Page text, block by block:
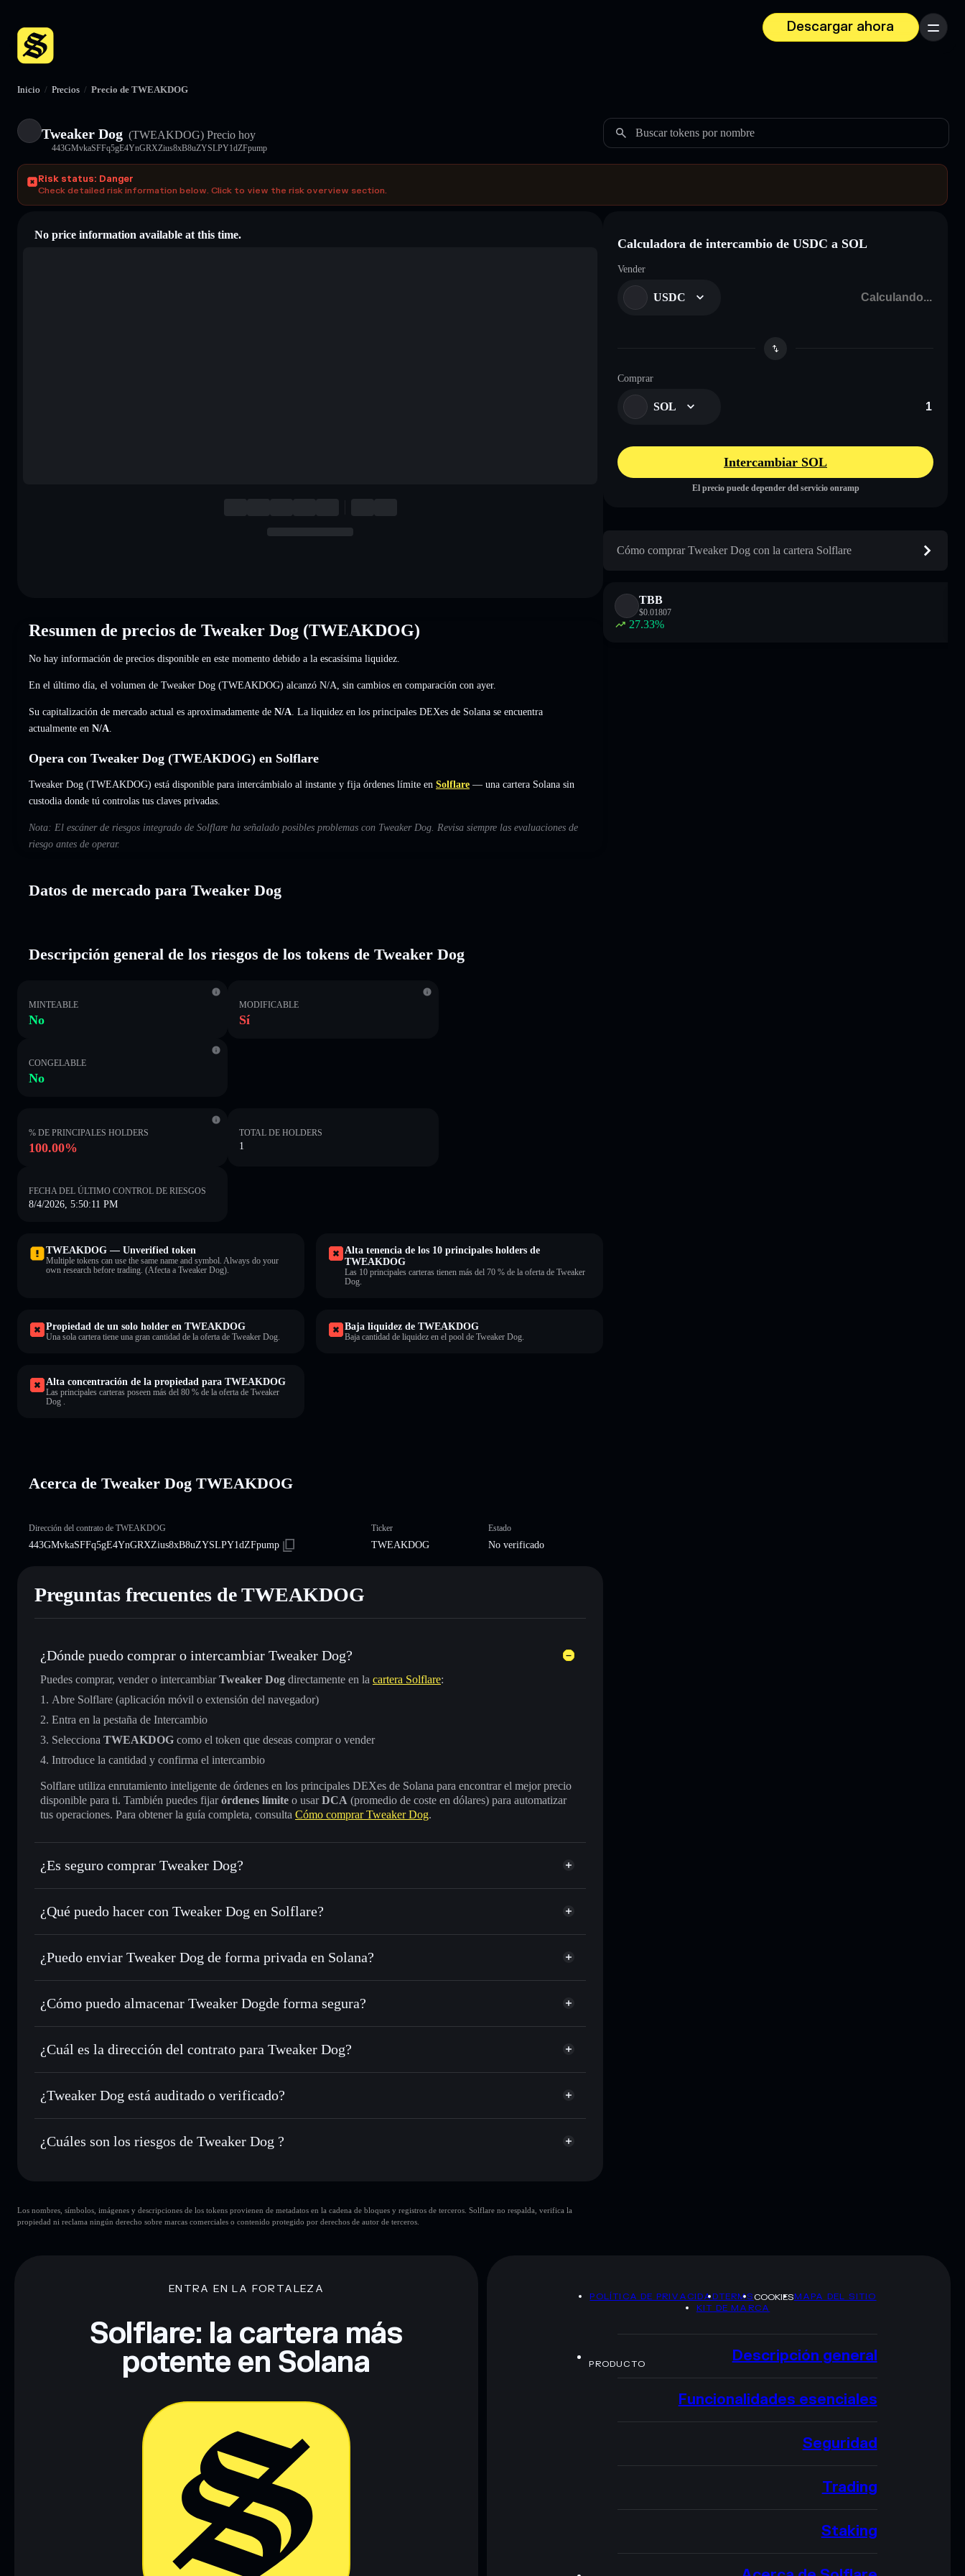
Descargar ahora
Menú
Inicio / Precios / Precio de TWEAKDOG
Tweaker Dog (TWEAKDOG) Precio hoy
443GMvkaSFFq5gE4YnGRXZius8xB8uZYSLPY1dZFpump
Buscar tokens por nombre
Risk status: Danger
Check detailed risk information below. Click to view the risk overview section.
No price information available at this time.
Resumen de precios de Tweaker Dog (TWEAKDOG)
No hay información de precios disponible en este momento debido a la escasísima liquidez.
En el último día, el volumen de Tweaker Dog (TWEAKDOG) alcanzó N/A sin cambios en comparación con ayer.
Su capitalización de mercado actual es aproximadamente de N/A . La liquidez en los principales DEXes de Solana se encuentra
actualmente en N/A
Opera con Tweaker Dog (TWEAKDOG) en Solflare
Tweaker Dog (TWEAKDOG) está disponible para intercámbialo al instante y fija órdenes límite en Solflare — una cartera Solana sin
custodia donde tú controlas tus claves privadas.
Nota: El escáner de riesgos integrado de Solflare ha señalado posibles problemas con Tweaker Dog. Revisa siempre las evaluaciones de
riesgo antes de operar.
Datos de mercado para Tweaker Dog
Descripción general de los riesgos de los tokens de Tweaker Dog
MINTEABLE
No
MODIFICABLE
Sí
CONGELABLE
No
% DE PRINCIPALES HOLDERS
100.00%
TOTAL DE HOLDERS
1
FECHA DEL ÚLTIMO CONTROL DE RIESGOS
8/4/2026, 5:50:11 PM
TWEAKDOG — Unverified token
Multiple tokens can use the same name and symbol. Always do your
own research before trading. (Afecta a Tweaker Dog).
Alta tenencia de los 10 principales holders de
TWEAKDOG
Las 10 principales carteras tienen más del 70 % de la oferta de Tweaker
Dog.
Propiedad de un solo holder en TWEAKDOG
Una sola cartera tiene una gran cantidad de la oferta de Tweaker Dog.
Baja liquidez de TWEAKDOG
Baja cantidad de liquidez en el pool de Tweaker Dog.
Alta concentración de la propiedad para TWEAKDOG
Las principales carteras poseen más del 80 % de la oferta de Tweaker
Dog .
Acerca de Tweaker Dog TWEAKDOG
Dirección del contrato de TWEAKDOG
443GMvkaSFFq5gE4YnGRXZius8xB8uZYSLPY1dZFpump
Ticker
TWEAKDOG
Estado
No verificado
Preguntas frecuentes de TWEAKDOG
¿Dónde puedo comprar o intercambiar Tweaker Dog?
Puedes comprar, vender o intercambiarTweaker Dog directamente en la cartera Solflare:
Abre Solflare (aplicación móvil o extensión del navegador)
Entra en la pestaña de Intercambio
Selecciona TWEAKDOG como el token que deseas comprar o vender
Introduce la cantidad y confirma el intercambio
Solflare utiliza enrutamiento inteligente de órdenes en los principales DEXes de Solana para encontrar el mejor precio
disponible para ti. También puedes fijarórdenes límite o usarDCA (promedio de coste en dólares) para automatizar
tus operaciones. Para obtener la guía completa, consulta Cómo comprar Tweaker Dog.
¿Es seguro comprar Tweaker Dog?
Tweaker Dog no está verificado
¿Qué puedo hacer con Tweaker Dog en Solflare?
Tweaker Dog
cartera de Solflare
Intercambiar al instante: operar con TWEAKDOG para SOL, USDC o miles de otros tokens de Solana con
Utilizar DCA: promedio de coste en dólares en TWEAKDOG a lo largo del tiempo
Enviar de forma privada: transferir TWEAKDOG sin vincular públicamente las carteras usando el agregador de
privacidad integrado de Solflare
Holdear de forma segura: almacenar TWEAKDOG en una cartera sin custodia donde tú controla tus claves
¿Puedo enviar Tweaker Dog de forma privada en Solana?
agregador de privacidad
¿Cómo puedo almacenar Tweaker Dogde forma segura?
Tweaker Dog cartera sin custodia Solflare
¿Cuál es la dirección del contrato para Tweaker Dog?
Tweaker Dog
443GMvkaSFFq5gE4YnGRXZius8xB8uZYSLPY1dZFpump
Solflare
¿Tweaker Dog está auditado o verificado?
Tweaker Dog no está verificado actualmente
¿Cuáles son los riesgos de Tweaker Dog ?
carteras
Tweaker Dog
sola cartera
Los nombres, símbolos, imágenes y descripciones de los tokens provienen de metadatos en la cadena de bloques y registros de terceros. Solflare no respalda, verifica la
propiedad ni reclama ningún derecho sobre marcas comerciales o contenido protegido por derechos de autor de terceros.
Calculadora de intercambio de USDC a SOL
Vender
USDC
Comprar
SOL
Intercambiar SOL
El precio puede depender del servicio onramp
Cómo comprar Tweaker Dog con la cartera Solflare
TBB
$0.01807
27.33%
ENTRA EN LA FORTALEZA
Solflare: la cartera más
potente en Solana
POLÍTICA DE PRIVACIDADTERMSCOOKIESMAPA DEL SITIO
KIT DE MARCA
PRODUCTO Descripción general
Funcionalidades esenciales
Seguridad
Trading
Staking